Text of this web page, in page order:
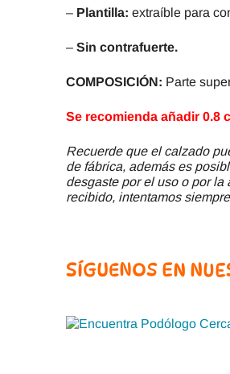
– Plantilla: extraíble para
– Sin contrafuerte.
COMPOSICIÓN: Parte
Se recomienda añadir 0.8
Recuerde que el calzado
de fábrica, además es
desgaste por el uso o por
recibido, intentamos
SÍGUENOS EN